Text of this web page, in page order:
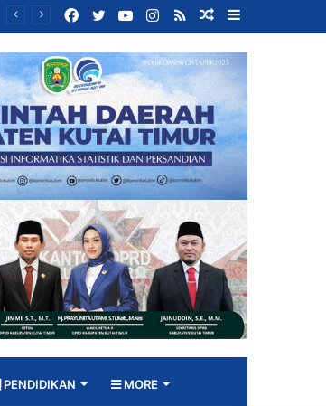
Random
Article
RSS
Instagram
YouTube
Twitter
Facebook
PENDIDIKAN MORE